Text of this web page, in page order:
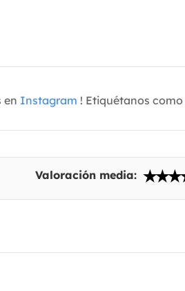
en Instagram ! Etiquétanos como
Valoración media: